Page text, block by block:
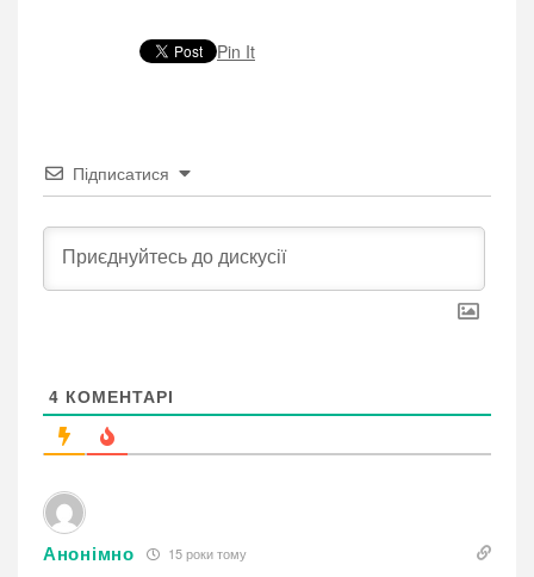
Pin It
Підписатися
4 КОМЕНТАРІ
Анонімно 15 роки тому